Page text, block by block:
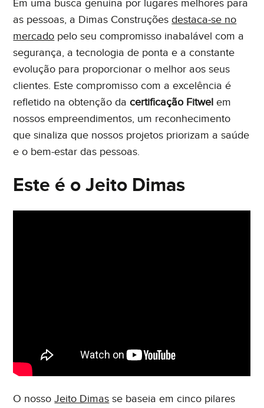
Eu concordo em receber comunicações. Ao informar
meus dados, eu concordo com aPolítica de Privacidade
eTermos de Uso.
Em uma busca genuína por lugares melhores para
as pessoas, a Dimas Construçõesdestaca-se no
mercado pelo seu compromisso inabalável com a
segurança, a tecnologia de ponta e a constante
evolução para proporcionar o melhor aos seus
clientes. Este compromisso com a excelência é
refletido na obtenção dacertificação Fitwel em
nossos empreendimentos, um reconhecimento
que sinaliza que nossos projetos priorizam a saúde
e o bem-estar das pessoas.
Este é o Jeito Dimas
O nossoJeito Dimas se baseia em cinco pilares